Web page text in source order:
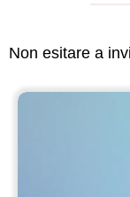
Non esitare a